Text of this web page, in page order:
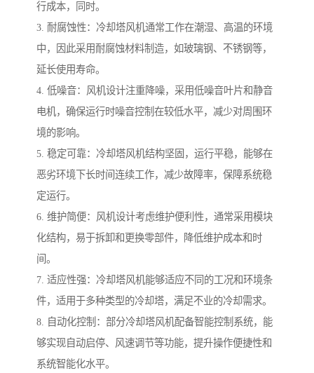
行成本，同时。
3. 耐腐蚀性：冷却塔风机通常工作在潮湿、高温的环境
中，因此采用耐腐蚀材料制造，如玻璃钢、不锈钢等，
延长使用寿命。
4. 低噪音：风机设计注重降噪，采用低噪音叶片和静音
电机，确保运行时噪音控制在较低水平，减少对周围环
境的影响。
5. 稳定可靠：冷却塔风机结构坚固，运行平稳，能够在
恶劣环境下长时间连续工作，减少故障率，保障系统稳
定运行。
6. 维护简便：风机设计考虑维护便利性，通常采用模块
化结构，易于拆卸和更换零部件，降低维护成本和时
间。
7. 适应性强：冷却塔风机能够适应不同的工况和环境条
件，适用于多种类型的冷却塔，满足不业的冷却需求。
8. 自动化控制：部分冷却塔风机配备智能控制系统，能
够实现自动启停、风速调节等功能，提升操作便捷性和
系统智能化水平。